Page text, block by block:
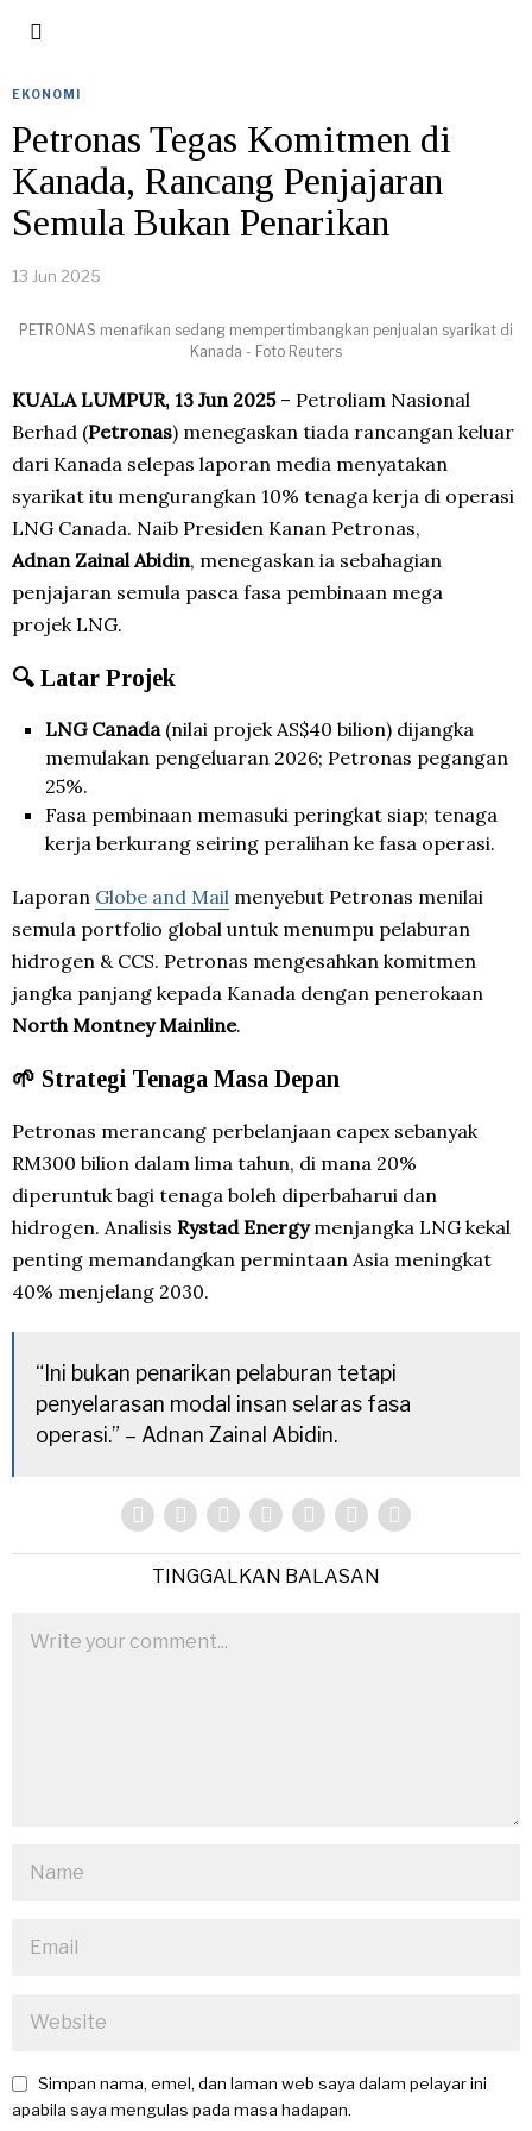
EKONOMI
Petronas Tegas Komitmen di
Kanada, Rancang Penjajaran
Semula Bukan Penarikan
13 Jun 2025
PETRONAS menafikan sedang mempertimbangkan penjualan syarikat di
Kanada - Foto Reuters
KUALA LUMPUR, 13 Jun 2025– Petroliam Nasional
Berhad (Petronas) menegaskan tiada rancangan keluar
dari Kanada selepas laporan media menyatakan
syarikat itu mengurangkan 10% tenaga kerja di operasi
LNG Canada. Naib Presiden Kanan Petronas,
Adnan Zainal Abidin, menegaskan ia sebahagian
penjajaran semula pasca fasa pembinaan mega
projek LNG.
🔍 Latar Projek
LNG Canada(nilai projek AS$40 bilion) dijangka
memulakan pengeluaran 2026; Petronas pegangan
25%.
Fasa pembinaan memasuki peringkat siap; tenaga
kerja berkurang seiring peralihan ke fasa operasi.
Laporan Globe and Mail menyebut Petronas menilai
semula portfolio global untuk menumpu pelaburan
hidrogen & CCS. Petronas mengesahkan komitmen
jangka panjang kepada Kanada dengan penerokaan
North Montney Mainline.
🌱 Strategi Tenaga Masa Depan
Petronas merancang perbelanjaan capex sebanyak
RM300 bilion dalam lima tahun, di mana 20%
diperuntuk bagi tenaga boleh diperbaharui dan
hidrogen. Analisis Rystad Energymenjangka LNG kekal
penting memandangkan permintaan Asia meningkat
40% menjelang 2030.
“Ini bukan penarikan pelaburan tetapi
penyelarasan modal insan selaras fasa
operasi.” – Adnan Zainal Abidin.
TINGGALKAN BALASAN
Simpan nama, emel, dan laman web saya dalam pelayar ini
apabila saya mengulas pada masa hadapan.